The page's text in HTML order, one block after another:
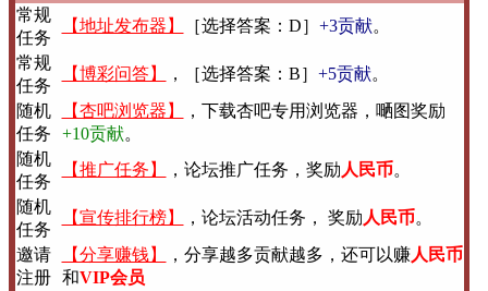
常规
任务
【地址发布器】 ［选择答案：D］ +3贡献。
常规
任务
【博彩问答】 ，［选择答案：B］ +5贡献。
随机
任务
【杏吧浏览器】
，下载杏吧专用浏览器，嗮图奖励
+10贡献。
随机
任务
【推广任务】 ，论坛推广任务，奖励 人民币。
随机
任务
【宣传排行榜】 ，论坛活动任务， 奖励 人民币。
邀请
注册
【分享赚钱】 ，分享越多贡献越多，还可以赚人民币
和VIP会员